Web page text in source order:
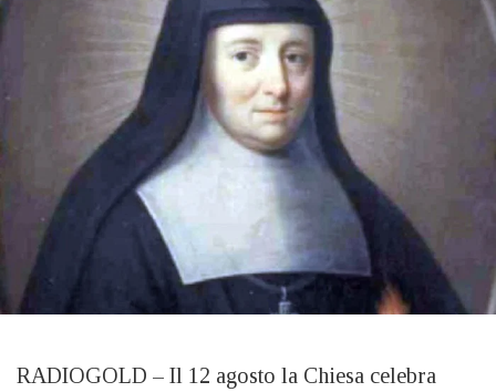
RADIOGOLD – Il 12 agosto la Chiesa celebra